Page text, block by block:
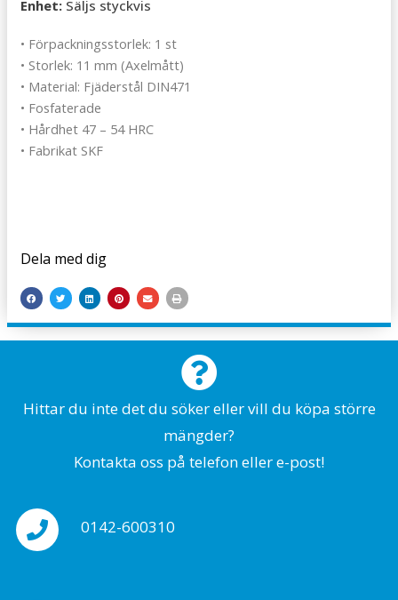
Enhet: Säljs styckvis
• Förpackningsstorlek: 1 st
• Storlek: 11 mm (Axelmått)
• Material: Fjäderstål DIN471
• Fosfaterade
• Hårdhet 47 – 54 HRC
• Fabrikat SKF
Dela med dig
Hittar du inte det du söker eller vill du köpa större
mängder?
Kontakta oss på telefon eller e-post!
0142-600310